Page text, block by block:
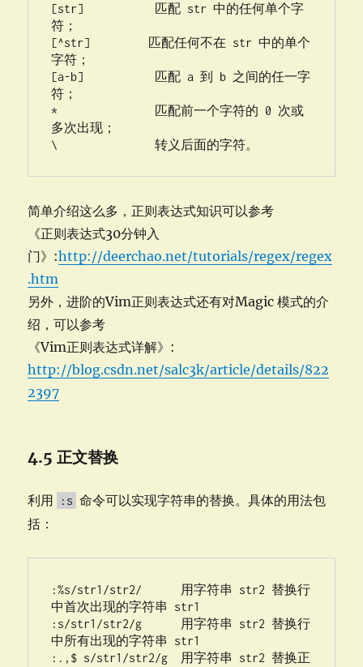
[str]           匹配 str 中的任何单个字
符；
[^str]         匹配任何不在 str 中的单个
字符；
[a-b]           匹配 a 到 b 之间的任一字
符；
*               匹配前一个字符的 0 次或
多次出现；
\               转义后面的字符。
简单介绍这么多，正则表达式知识可以参考
《正则表达式30分钟入
门》:http://deerchao.net/tutorials/regex/regex
.htm
另外，进阶的Vim正则表达式还有对Magic 模式的介
绍，可以参考
《Vim正则表达式详解》:
http://blog.csdn.net/salc3k/article/details/822
2397
4.5 正文替换
利用 :s 命令可以实现字符串的替换。具体的用法包
括：
:%s/str1/str2/      用字符串 str2 替换行
中首次出现的字符串 str1
:s/str1/str2/g      用字符串 str2 替换行
中所有出现的字符串 str1
:.,$ s/str1/str2/g  用字符串 str2 替换正